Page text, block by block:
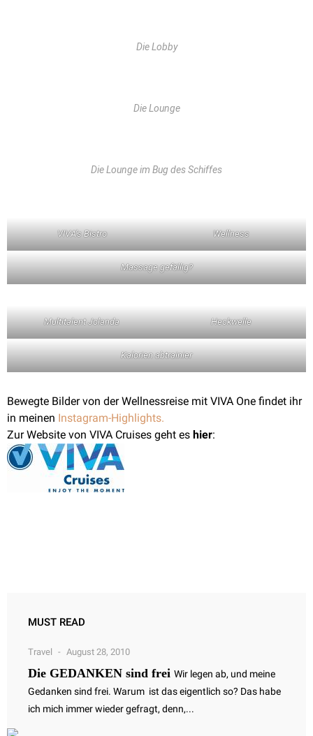
Die Lobby
Die Lounge
Die Lounge im Bug des Schiffes
VIVA’s Bistro Wellness
Massage gefällig?
Multitalent Jolanda Heckwelle
Kalorien abtrainier
Bewegte Bilder von der Wellnessreise mit VIVA One findet ihr
in meinen Instagram-Highlights.
Zur Website von VIVA Cruises geht es hier:
MUST READ
Travel August 28, 2010
Die GEDANKEN sind frei Wir legen ab, und meine
Gedanken sind frei. Warum ist das eigentlich so? Das habe
ich mich immer wieder gefragt, denn,...